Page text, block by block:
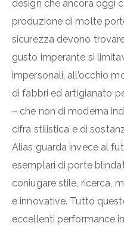
design che ancora oggi
produzione di molte
sicurezza devono
gusto imperante si
impersonali, all’occhio
di fabbri ed artigianato
– che non di moderna
cifra stilistica e di
Alias guarda invece al
esemplari di porte
coniugare stile, ricerca,
e innovative. Tutto
eccellenti performance